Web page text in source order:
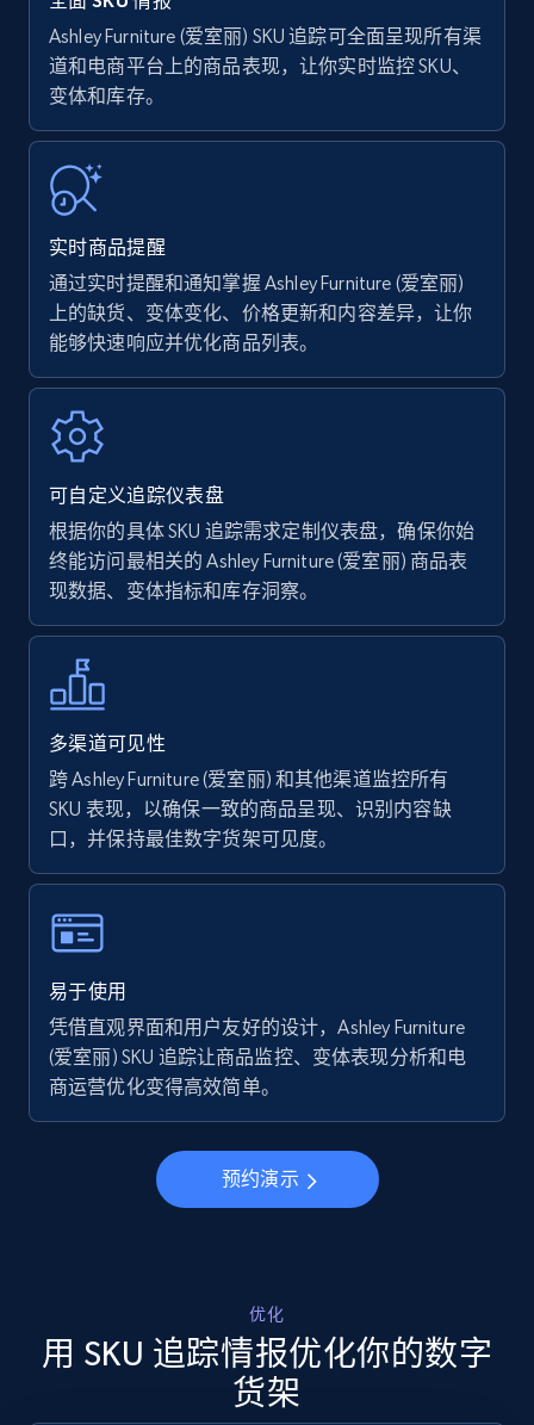
Amazon Reviews
URL, Product name, Product rating, Product
rating object, Product rating max, Rating,
Author name, Asin, and more.
Walmart - products
URL, Final price, Sku, Currency, Gtin,
Specifications, Image urls, Top reviews, and
more.
5.6K+ 875+
using specific category URL
URL, Final price, Sku, Currency, Gtin,
Specifications, Image urls, Top reviews, and
more.
5.6K+ 875+ 立即开始
Walmart - products - Collects products by
specific keywords
URL, Final price, Sku, Currency, Gtin,
Specifications, Image urls, Top reviews, and
more.
5.6K+ 875+
Walmart - products - Discover products by
Specifications, Image urls, Top reviews, and
more.
Ashley Furniture (爱室丽) SKU 追踪可全面呈现所有渠
道和电商平台上的商品表现，让你实时监控 SKU、
变体和库存。
实时商品提醒
通过实时提醒和通知掌握 Ashley Furniture (爱室丽)
上的缺货、变体变化、价格更新和内容差异，让你
能够快速响应并优化商品列表。
可自定义追踪仪表盘
根据你的具体 SKU 追踪需求定制仪表盘，确保你始
终能访问最相关的 Ashley Furniture (爱室丽) 商品表
现数据、变体指标和库存洞察。
多渠道可见性
跨 Ashley Furniture (爱室丽) 和其他渠道监控所有
SKU 表现，以确保一致的商品呈现、识别内容缺
口，并保持最佳数字货架可见度。
易于使用
凭借直观界面和用户友好的设计，Ashley Furniture
(爱室丽) SKU 追踪让商品监控、变体表现分析和电
商运营优化变得高效简单。
预约演示
优化
用 SKU 追踪情报优化你的数字
货架